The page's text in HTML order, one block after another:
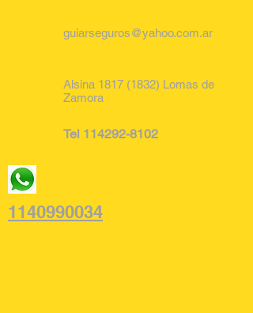
guiarseguros@yahoo.com.ar
Alsina 1817 (1832) Lomas de
Zamora
Tel 114292-8102
1140990034